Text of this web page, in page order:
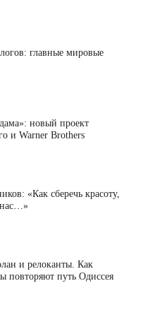
главные мировые
новый проект
и Warner Brothers
«Как сберечь красоту,
нас…»
и релоканты. Как
повторяют путь Одиссея